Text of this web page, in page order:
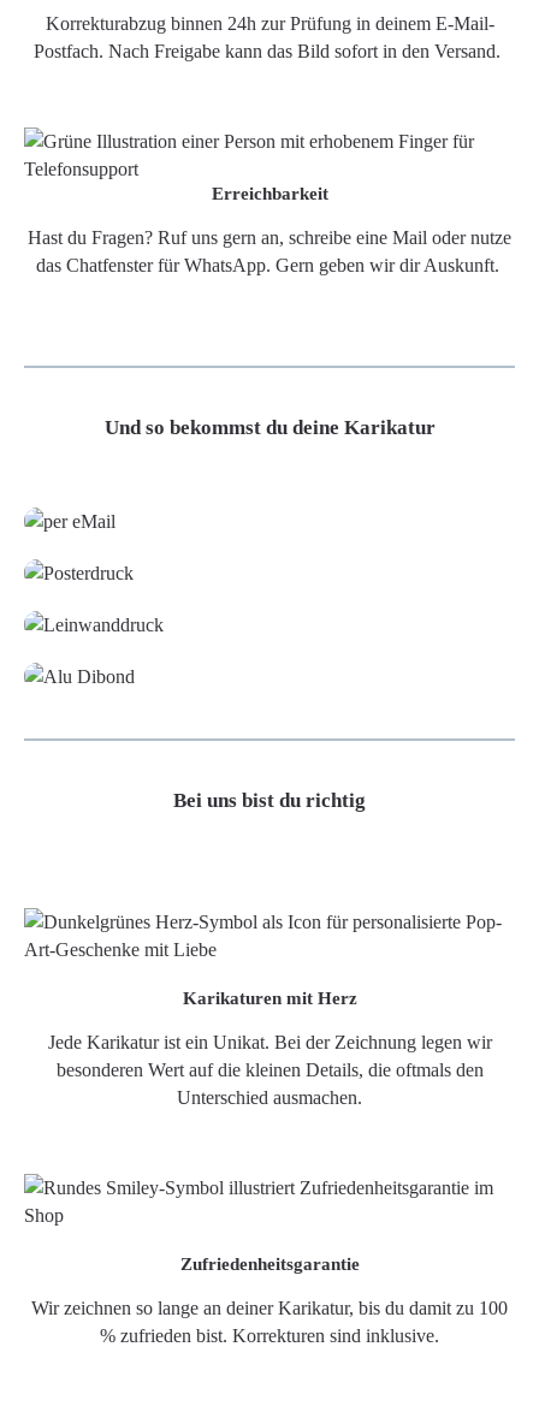
Korrekturabzug binnen 24h zur Prüfung in deinem E-Mail-
Postfach. Nach Freigabe kann das Bild sofort in den Versand.
Erreichbarkeit
Hast du Fragen? Ruf uns gern an, schreibe eine Mail oder nutze
das Chatfenster für WhatsApp. Gern geben wir dir Auskunft.
Und so bekommst du deine Karikatur
Bei uns bist du richtig
Karikaturen mit Herz
Jede Karikatur ist ein Unikat. Bei der Zeichnung legen wir
besonderen Wert auf die kleinen Details, die oftmals den
Unterschied ausmachen.
Zufriedenheitsgarantie
Wir zeichnen so lange an deiner Karikatur, bis du damit zu 100
% zufrieden bist. Korrekturen sind inklusive.